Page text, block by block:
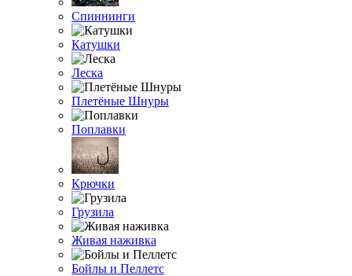
Спиннинги
Катушки
Леска
Плетёные Шнуры
Поплавки
Крючки
Грузила
Живая наживка
Бойлы и Пеллетс